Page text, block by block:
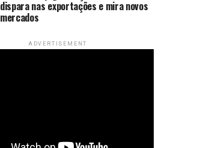
dispara nas exportações e mira novos
mercados
ADVERTISEMENT